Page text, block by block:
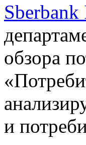
Sberbank
обзора
и